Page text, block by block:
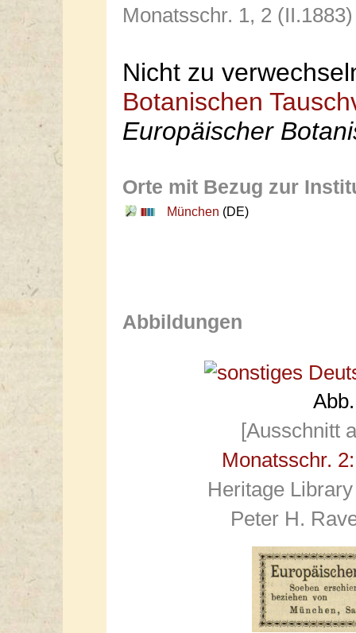
Monatsschr. 1, 2
Nicht zu
Botanischen
Europäischer
Orte mit Bezug zur
München (DE)
Abbildungen
[Ausschnitt
Monatsschr.
Heritage
Peter H.